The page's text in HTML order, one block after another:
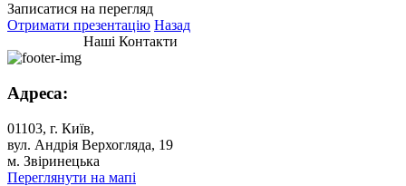
Записатися на перегляд
Отримати презентацію Назад
Наші Контакти
Адреса:
01103, г. Київ,
вул. Андрія Верхогляда, 19
м. Звіринецька
Переглянути на мапі